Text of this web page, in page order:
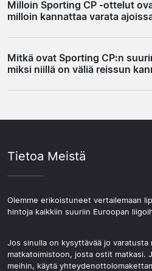
asemalla juuri ennen ottelua.
Marquês de Pombal -alue, on
Metroyhteys stadionille on
nähtävyydet ovat
ravintoloista ja baareista, joten
Milloin Sporting CP -ottelut
milloin kannattaa varata
Champions League -kotipelit.
matka ja liput hyvissä ajoin,
kiinnostus on suurta.
Tarkista ottelukalenteri
Mitkä ovat Sporting CP:n
miksi niillä on väliä reissun
vastustaja on Porto, jonka
matkailija valitsee matkansa
Tietoa Meistä
Olemme erikoistuneet vertailemaan
hintoja kaikkiin suuriin Euroopan
Jos sinulla on kysyttävää jo
matkatoimistoon, josta ostit matkasi.
meihin, käytä